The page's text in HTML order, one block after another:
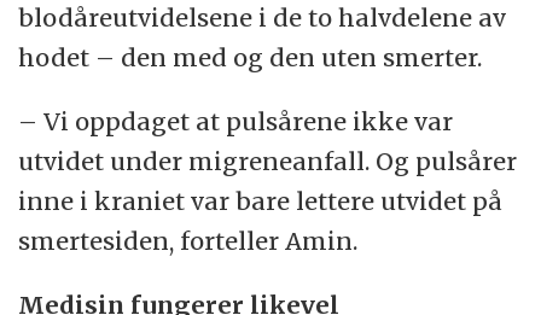
blodåreutvidelsene i de to halvdelene av
hodet – den med og den uten smerter.
– Vi oppdaget at pulsårene ikke var
utvidet under migreneanfall. Og pulsårer
inne i kraniet var bare lettere utvidet på
smertesiden, forteller Amin.
Medisin fungerer likevel